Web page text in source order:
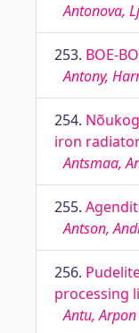
Antonova,
253. BOE-
Antony,
254.
iron
Antsmaa,
255.
Antson,
256.
processing
Antu,